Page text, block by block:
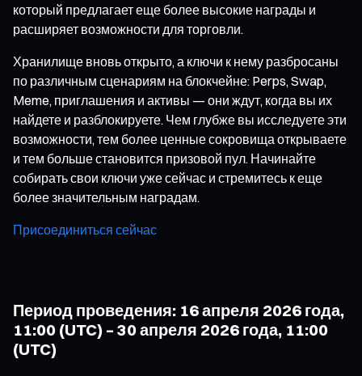
который предлагает еще более высокие награды и
расширяет возможности для торговли.
Хранилище вновь открыто, а ключи к нему разбросаны
по различным сценариям на блокчейне: Perps, Swap,
Meme, приглашения и активы — они ждут, когда вы их
найдете и разблокируете. Чем глубже вы исследуете эти
возможности, тем более ценные сокровища открываете
и тем больше становится призовой пул. Начинайте
собирать свои ключи уже сейчас и стремитесь к еще
более значительным наградам.
Присоединиться сейчас
Период проведения: 16 апреля 2026 года,
11:00 (UTC) – 30 апреля 2026 года, 11:00
(UTC)